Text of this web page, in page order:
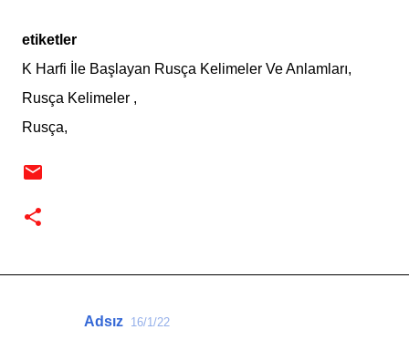
etiketler
K Harfi İle Başlayan Rusça Kelimeler Ve Anlamları,
Rusça Kelimeler ,
Rusça,
Adsız 16/1/22